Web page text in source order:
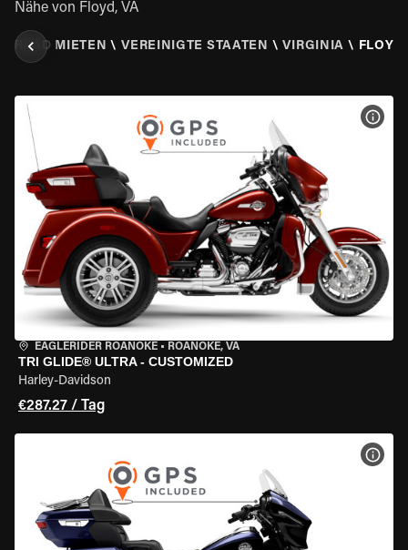
Nähe von Floyd, VA
MIETEN \ VEREINIGTE STAATEN \ VIRGINIA \
EAGLERIDER ROANOKE • ROANOKE, VA
TRI GLIDE® ULTRA - CUSTOMIZED
Harley-Davidson
€287.27 / Tag